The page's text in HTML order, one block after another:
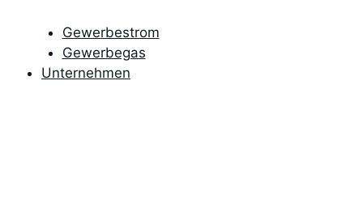
Gewerbestrom
Gewerbegas
Unternehmen